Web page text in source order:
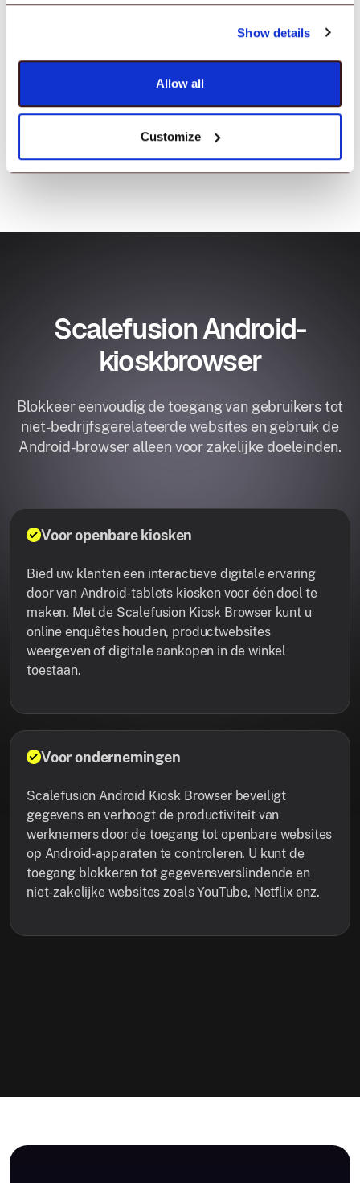
Show details
Allow all
Customize
Breng uw enkele website onder de aandacht voor het
bekijken van producten, online aankopen en
Scalefusion Android-
kioskbrowser
Blokkeer eenvoudig de toegang van gebruikers tot
niet-bedrijfsgerelateerde websites en gebruik de
Android-browser alleen voor zakelijke doeleinden.
Voor openbare kiosken
Bied uw klanten een interactieve digitale ervaring
door van Android-tablets kiosken voor één doel te
maken. Met de Scalefusion Kiosk Browser kunt u
online enquêtes houden, productwebsites
weergeven of digitale aankopen in de winkel
toestaan.
Voor ondernemingen
Scalefusion Android Kiosk Browser beveiligt
gegevens en verhoogt de productiviteit van
werknemers door de toegang tot openbare websites
op Android-apparaten te controleren. U kunt de
toegang blokkeren tot gegevensverslindende en
niet-zakelijke websites zoals YouTube, Netflix enz.